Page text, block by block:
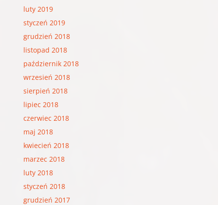
luty 2019
styczeń 2019
grudzień 2018
listopad 2018
październik 2018
wrzesień 2018
sierpień 2018
lipiec 2018
czerwiec 2018
maj 2018
kwiecień 2018
marzec 2018
luty 2018
styczeń 2018
grudzień 2017